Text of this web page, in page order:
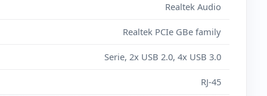
Realtek Audio
Realtek PCIe GBe family
Serie, 2x USB 2.0, 4x USB 3.0
RJ-45